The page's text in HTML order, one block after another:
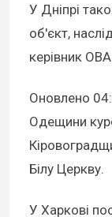
У Дніпрі
об'єкт,
керівник
Оновлено
Одещини
Білу Церкву.
У Харкові